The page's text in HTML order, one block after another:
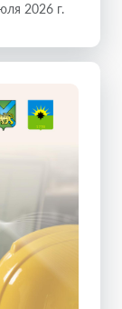
2026 г.